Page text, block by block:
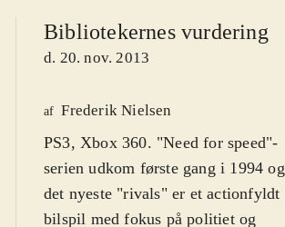
Bibliotekernes vurdering
d. 20. nov. 2013
af Frederik Nielsen
PS3, Xbox 360. "Need for speed"-
serien udkom første gang i 1994 og
det nyeste "rivals" er et actionfyldt
bilspil med fokus på politiet og